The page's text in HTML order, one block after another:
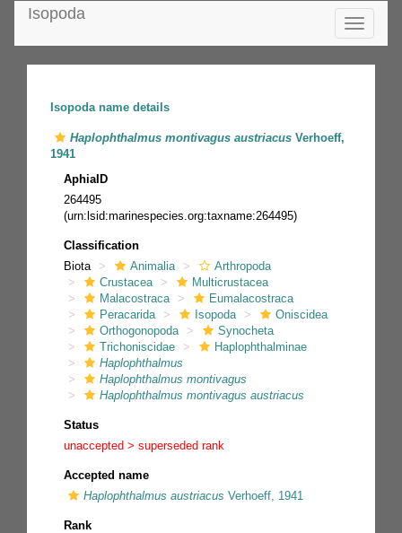
Toggle
Isopoda
Isopoda name details
Haplophthalmus montivagus austriacus Verhoeff,
1941
AphiaID
264495
(urn:lsid:marinespecies.org:taxname:264495)
Classification
Biota
Animalia
Arthropoda
Crustacea
Multicrustacea
Malacostraca
Eumalacostraca
Peracarida
Isopoda
Oniscidea
Orthogonopoda
Synocheta
Trichoniscidae
Haplophthalminae
Haplophthalmus
Haplophthalmus montivagus
Haplophthalmus montivagus austriacus
Status
unaccepted > superseded rank
Accepted name
Haplophthalmus austriacus Verhoeff, 1941
Rank